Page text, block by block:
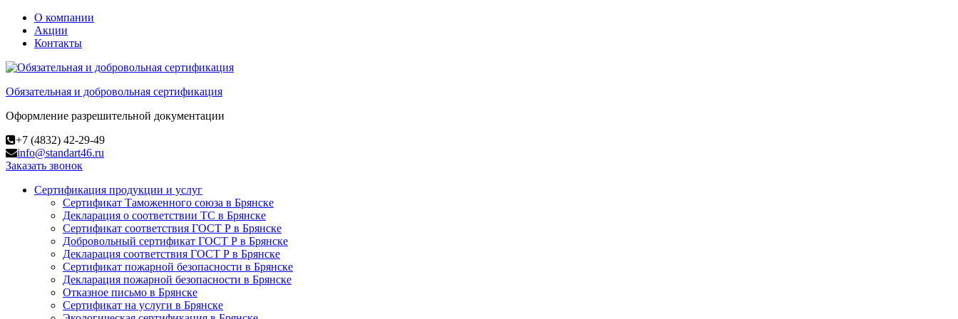
О компании
Акции
Контакты
Обязательная и добровольная сертификация
Оформление разрешительной документации
+7 (4832) 42-29-49
info@standart46.ru
Заказать звонок
Сертификация продукции и услуг
Сертификат Таможенного союза в Брянске
Декларация о соответствии ТС в Брянске
Сертификат соответствия ГОСТ Р в Брянске
Добровольный сертификат ГОСТ Р в Брянске
Декларация соответствия ГОСТ Р в Брянске
Сертификат пожарной безопасности в Брянске
Декларация пожарной безопасности в Брянске
Отказное письмо в Брянске
Сертификат на услуги в Брянске